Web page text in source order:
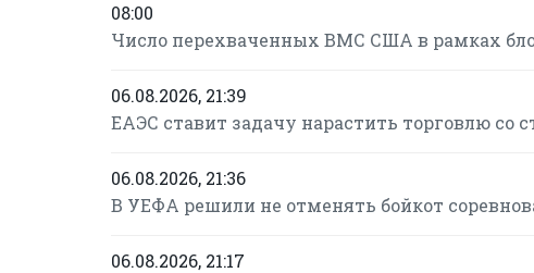
08:00
Число перехваченных ВМС США в рамках
06.08.2026, 21:39
ЕАЭС ставит задачу нарастить торговлю со
06.08.2026, 21:36
В УЕФА решили не отменять бойкот
06.08.2026, 21:17